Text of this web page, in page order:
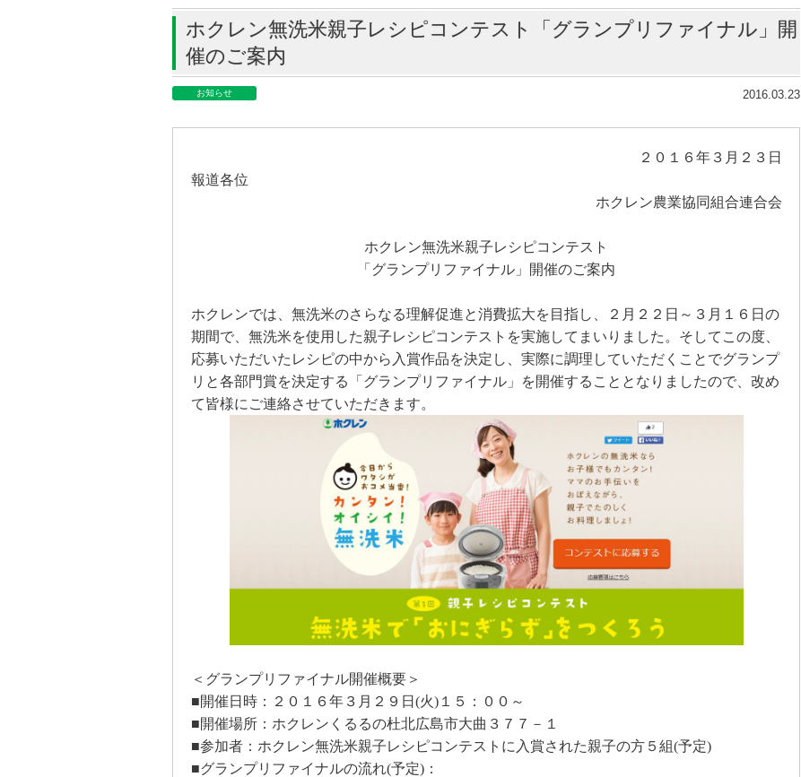
ホクレン無洗米親子レシピコンテスト「グランプリファイナル」開
催のご案内
お知らせ 2016.03.23
２０１６年３月２３日
報道各位
ホクレン農業協同組合連合会
ホクレン無洗米親子レシピコンテスト
「グランプリファイナル」開催のご案内
ホクレンでは、無洗米のさらなる理解促進と消費拡大を目指し、２月２２日～３月１６日の
期間で、無洗米を使用した親子レシピコンテストを実施してまいりました。そしてこの度、
応募いただいたレシピの中から入賞作品を決定し、実際に調理していただくことでグランプ
リと各部門賞を決定する「グランプリファイナル」を開催することとなりましたので、改め
て皆様にご連絡させていただきます。
＜グランプリファイナル開催概要＞
■開催日時：２０１６年３月２９日 (火)１５：００～
■開催場所：ホクレンくるるの杜北広島市大曲３７７－１
■参加者：ホクレン無洗米親子レシピコンテストに入賞された親子の方５組(予定)
■グランプリファイナルの流れ(予定)：